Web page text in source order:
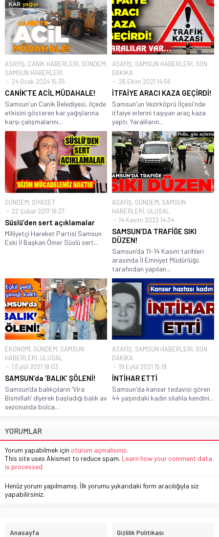
ASAYİŞ, CANİK HABERLERİ, GÜNDEM,
SAMSUN HABERLERİ
24 Ocak 2024 15:35
CANİK’TE ACİL MÜDAHALE!
Samsun'un Canik Belediyesi, ilçede
etkisini gösteren kar yağışlarına
karşı çalışmalarını...
ASAYİŞ, SAMSUN HABERLERİ, SON
DAKİKA
26 Ekim 2021 14:56
İTFAİYE ARACI KAZA GEÇİRDİ!
Samsun'un Vezirköprü İlçesi'nde
itfaiye erlerini taşıyan araç kaza
yaptı. Yaralıların...
GÜNDEM, SİYASET
22 Şubat 2017 16:27
Süslü’den sert açıklamalar
Milliyetçi Hareket Partisi Samsun
Eski İl Başkan Ömer Süslü sert...
ASAYİŞ, GÜNDEM, SAMSUN
HABERLERİ, ULUSAL
14 Kasım 2022 14:34
SAMSUN’DA TRAFİĞE SIKI
DÜZEN!
Samsun’da 11-14 Kasım tarihleri
arasında İl Emniyet Müdürlüğü
tarafından yapılan...
EKONOMİ, GÜNDEM, SAMSUN
HABERLERİ, ULUSAL
1 Eylül 2021 18:03
SAMSUN’da ‘BALIK’ ŞÖLENİ!
Samsun’da balıkçıların ‘Vira
Bismillah’ diyerek başladığı balık av
sezonunda bolca...
ASAYİŞ, SAMSUN HABERLERİ, SON
DAKİKA
19 Eylül 2021 15:18
İNTİHAR ETTİ
Samsun'da kanser tedavisi gören
44 yaşındaki kadın silahla kendini...
YORUMLAR
Yorum yapabilmek için oturum açmalısınız.
This site uses Akismet to reduce spam. Learn how your comment data
is processed.
Henüz yorum yapılmamış. İlk yorumu yukarıdaki form aracılığıyla siz
yapabilirsiniz.
Anasayfa Gizlilik Politikası